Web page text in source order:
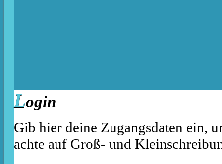
Login
Gib hier deine Zugangsdaten ein,
achte auf Groß- und